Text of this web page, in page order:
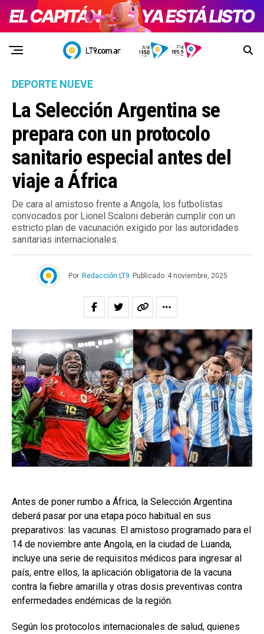
DEPORTE NUEVE
La Selección Argentina se
prepara con un protocolo
sanitario especial antes del
viaje a África
De cara al amistoso frente a Angola, los futbolistas
convocados por Lionel Scaloni deberán cumplir con un
estricto plan de vacunación exigido por las autoridades
sanitarias internacionales.
Por Redacción LT9 Publicado 4 noviembre, 2025
Antes de poner rumbo a África, la Selección Argentina
deberá pasar por una etapa poco habitual en sus
preparativos: las vacunas. El amistoso programado para el
14 de noviembre ante Angola, en la ciudad de Luanda,
incluye una serie de requisitos médicos para ingresar al
país, entre ellos, la aplicación obligatoria de la vacuna
contra la fiebre amarilla y otras dosis preventivas contra
enfermedades endémicas de la región.
Según los protocolos internacionales de salud, quienes